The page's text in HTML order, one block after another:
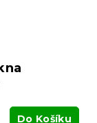
Do Košíku